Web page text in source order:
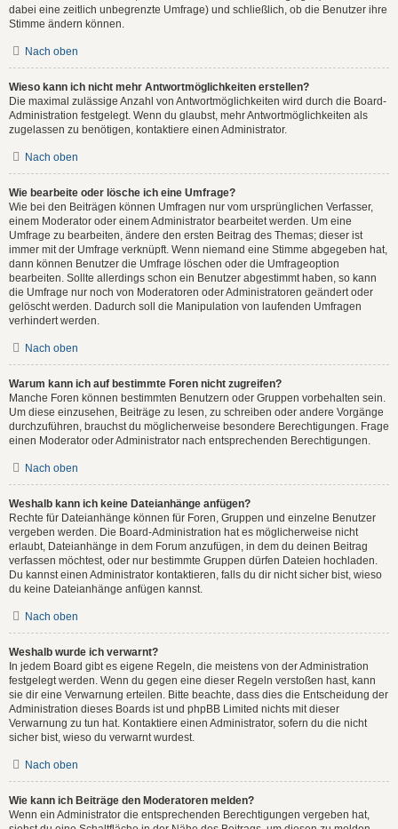
dabei eine zeitlich unbegrenzte Umfrage) und schließlich, ob die Benutzer ihre
Stimme ändern können.
Nach oben
Wieso kann ich nicht mehr Antwortmöglichkeiten erstellen?
Die maximal zulässige Anzahl von Antwortmöglichkeiten wird durch die Board-
Administration festgelegt. Wenn du glaubst, mehr Antwortmöglichkeiten als
zugelassen zu benötigen, kontaktiere einen Administrator.
Nach oben
Wie bearbeite oder lösche ich eine Umfrage?
Wie bei den Beiträgen können Umfragen nur vom ursprünglichen Verfasser,
einem Moderator oder einem Administrator bearbeitet werden. Um eine
Umfrage zu bearbeiten, ändere den ersten Beitrag des Themas; dieser ist
immer mit der Umfrage verknüpft. Wenn niemand eine Stimme abgegeben hat,
dann können Benutzer die Umfrage löschen oder die Umfrageoption
bearbeiten. Sollte allerdings schon ein Benutzer abgestimmt haben, so kann
die Umfrage nur noch von Moderatoren oder Administratoren geändert oder
gelöscht werden. Dadurch soll die Manipulation von laufenden Umfragen
verhindert werden.
Nach oben
Warum kann ich auf bestimmte Foren nicht zugreifen?
Manche Foren können bestimmten Benutzern oder Gruppen vorbehalten sein.
Um diese einzusehen, Beiträge zu lesen, zu schreiben oder andere Vorgänge
durchzuführen, brauchst du möglicherweise besondere Berechtigungen. Frage
einen Moderator oder Administrator nach entsprechenden Berechtigungen.
Nach oben
Weshalb kann ich keine Dateianhänge anfügen?
Rechte für Dateianhänge können für Foren, Gruppen und einzelne Benutzer
vergeben werden. Die Board-Administration hat es möglicherweise nicht
erlaubt, Dateianhänge in dem Forum anzufügen, in dem du deinen Beitrag
verfassen möchtest, oder nur bestimmte Gruppen dürfen Dateien hochladen.
Du kannst einen Administrator kontaktieren, falls du dir nicht sicher bist, wieso
du keine Dateianhänge anfügen kannst.
Nach oben
Weshalb wurde ich verwarnt?
In jedem Board gibt es eigene Regeln, die meistens von der Administration
festgelegt werden. Wenn du gegen eine dieser Regeln verstoßen hast, kann
sie dir eine Verwarnung erteilen. Bitte beachte, dass dies die Entscheidung der
Administration dieses Boards ist und phpBB Limited nichts mit dieser
Verwarnung zu tun hat. Kontaktiere einen Administrator, sofern du die nicht
sicher bist, wieso du verwarnt wurdest.
Nach oben
Wie kann ich Beiträge den Moderatoren melden?
Wenn ein Administrator die entsprechenden Berechtigungen vergeben hat,